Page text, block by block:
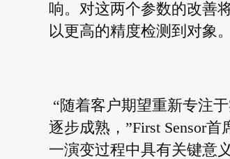
响。对这两个参数的改善
以更高的精度检测到对象。
“随着客户期望重新专注
逐步成熟，”First Sensor
一演变过程中具有关键意